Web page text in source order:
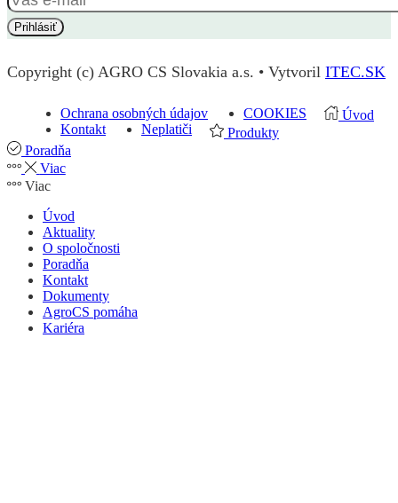
Copyright (c) AGRO CS Slovakia a.s. • Vytvoril ITEC.SK
Ochrana osobných údajov
COOKIES
Kontakt
Neplatiči
Úvod
Produkty
Poradňa
Viac
Viac
Úvod
Aktuality
O spoločnosti
Poradňa
Kontakt
Dokumenty
AgroCS pomáha
Kariéra